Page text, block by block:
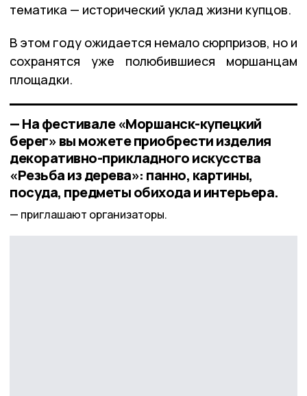
тематика — исторический уклад жизни купцов.
В этом году ожидается немало сюрпризов, но и
сохранятся уже полюбившиеся моршанцам
площадки.
— На фестивале «Моршанск-купецкий
берег» вы можете приобрести изделия
декоративно-прикладного искусства
«Резьба из дерева»: панно, картины,
посуда, предметы обихода и интерьера.
приглашают организаторы.